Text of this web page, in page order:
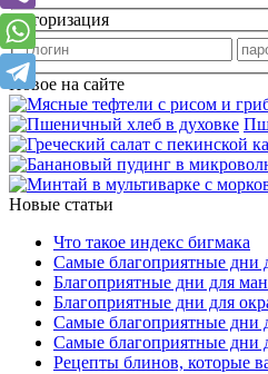
Авторизация
Новое на сайте
Новые статьи
Что такое индекс бигмака
Самые благоприятные дни
Благоприятные дни для
Благоприятные дни для
Самые благоприятные дни
Самые благоприятные дни
Рецепты блинов, которые